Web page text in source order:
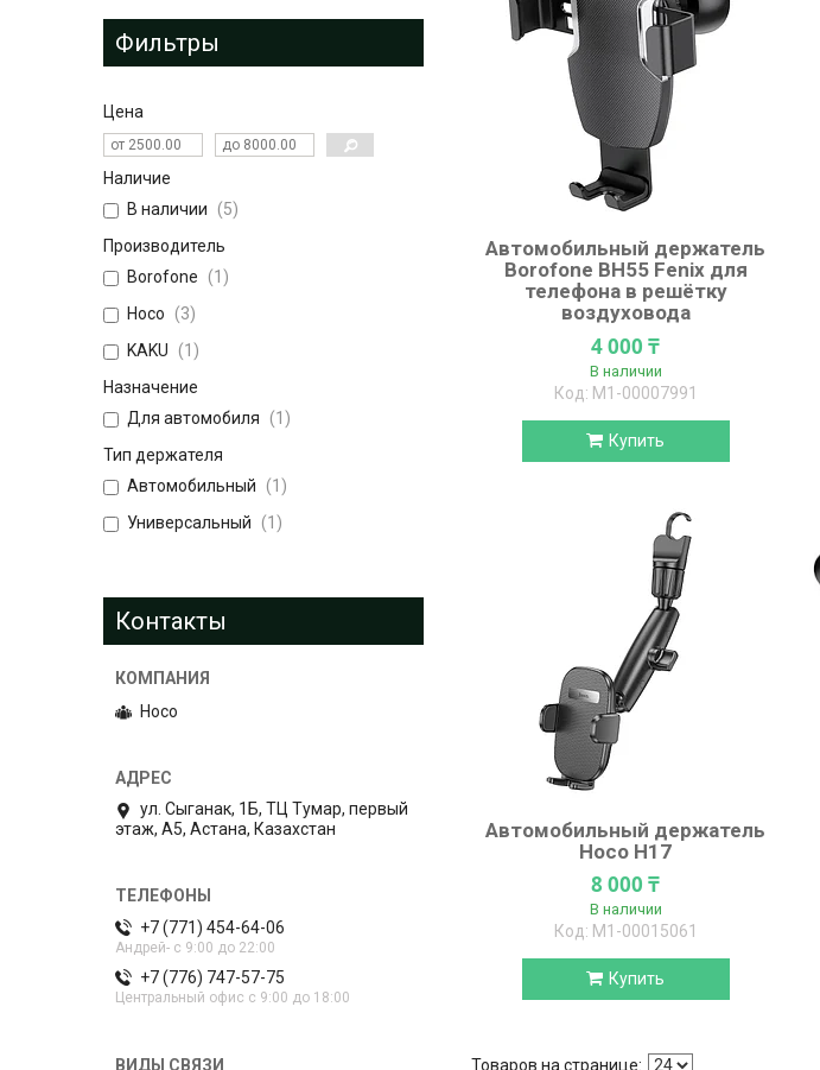
Автомобильный держатель
Borofone BH55 Fenix для
телефона в решётку
воздуховода
4 000 ₸
В наличии
М1-00007991
Купить
Автомобильный держатель
Hoco H17
8 000 ₸
В наличии
М1-00015061
Купить
Фильтры
Цена
Наличие
В наличии
5
Производитель
Borofone
1
Hoco
3
KAKU
1
Назначение
Для автомобиля
1
Тип держателя
Автомобильный
1
Универсальный
1
Контакты
Hoco
ул. Сыганак, 1Б, ТЦ Тумар, первый
этаж, А5, Астана, Казахстан
+7 (771) 454-64-06
Андрей- с 9:00 до 22:00
+7 (776) 747-57-75
Центральный офис с 9:00 до 18:00